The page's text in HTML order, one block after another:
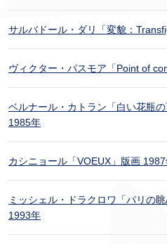
サルバドール・ダリ「変貌：
ヴィクター・パスモア「Point of
ベルナール・カトラン「白い花瓶
1985年
カシニョール「VOEUX」版画
ミッシェル・ドラクロワ「パリの
1993年